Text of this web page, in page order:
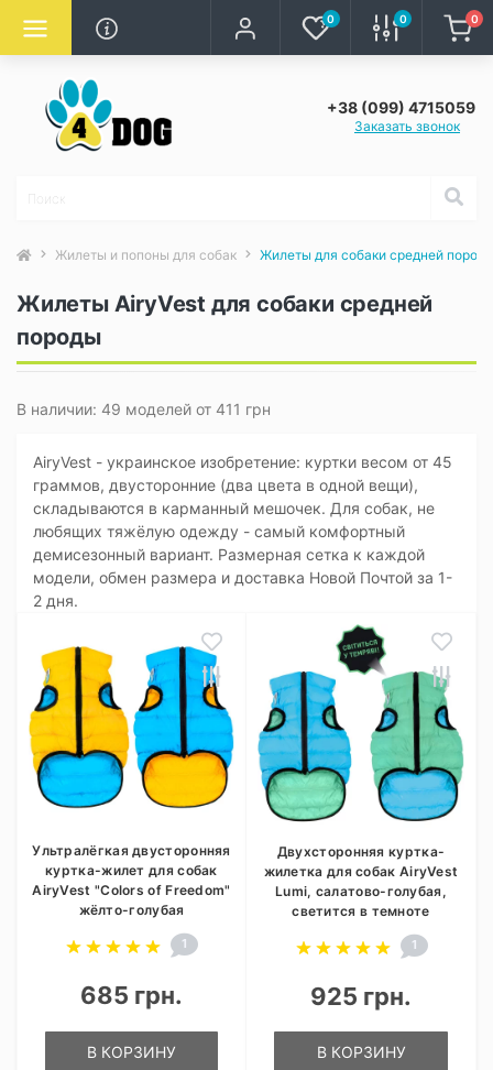
0 0 0
+38 (099) 4715059
Заказать звонок
Жилеты и попоны для собак Жилеты для собаки средней
Жилеты AiryVest для собаки средней
породы
В наличии: 49 моделей от 411 грн
AiryVest - украинское изобретение: куртки весом от 45
граммов, двусторонние (два цвета в одной вещи),
складываются в карманный мешочек. Для собак, не
любящих тяжёлую одежду - самый комфортный
демисезонный вариант. Размерная сетка к каждой
модели, обмен размера и доставка Новой Почтой за 1-
2 дня.
Ультралёгкая двусторонняя
куртка-жилет для собак
AiryVest "Colors of Freedom"
жёлто-голубая
1
685 грн.
В КОРЗИНУ
Двухсторонняя куртка-
жилетка для собак AiryVest
Lumi, салатово-голубая,
светится в темноте
1
925 грн.
В КОРЗИНУ